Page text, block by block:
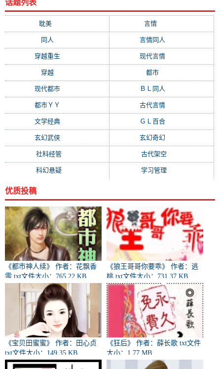
话题列表
耽美 言情
同人 言情同人
穿越重生 现代言情(6218)
穿越(4547) 都市(4380)
现代都市(3471) ＢＬ同人
都市ＹＹ 古代言情(2004)
文学经典(1403) ＧＬ百合(1345)
玄幻武侠(1307) 玄幻奇幻
社科经管 古代架空
科幻悬疑 学习管理
优质投稿
《都市神人续》 作者：花飘香
零 txt文件大小：765.22 KB
《狼王哥哥你要乖》 作者：逃
桃 txt文件大小：731.37 KB
《宝贝田蜜蜜》 作者：田心贞
txt文件大小：149.35 KB
《狂后》 作者：薛长歌 txt文件
大小：1.77 MB